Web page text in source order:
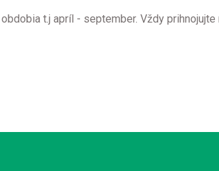
t.j apríl - september. Vždy prihnojujte